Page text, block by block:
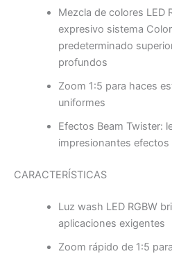
Mezcla de colores LED
expresivo sistema
predeterminado
profundos
Zoom 1:5 para haces
uniformes
Efectos Beam Twister:
impresionantes
CARACTERÍSTICAS
Luz wash LED RGBW
aplicaciones exigentes
Zoom rápido de 1:5